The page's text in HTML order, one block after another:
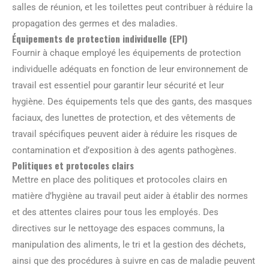
salles de réunion, et les toilettes peut contribuer à réduire la
propagation des germes et des maladies.
Équipements de protection individuelle (EPI)
Fournir à chaque employé les équipements de protection
individuelle adéquats en fonction de leur environnement de
travail est essentiel pour garantir leur sécurité et leur
hygiène. Des équipements tels que des gants, des masques
faciaux, des lunettes de protection, et des vêtements de
travail spécifiques peuvent aider à réduire les risques de
contamination et d’exposition à des agents pathogènes.
Politiques et protocoles clairs
Mettre en place des politiques et protocoles clairs en
matière d’hygiène au travail peut aider à établir des normes
et des attentes claires pour tous les employés. Des
directives sur le nettoyage des espaces communs, la
manipulation des aliments, le tri et la gestion des déchets,
ainsi que des procédures à suivre en cas de maladie peuvent